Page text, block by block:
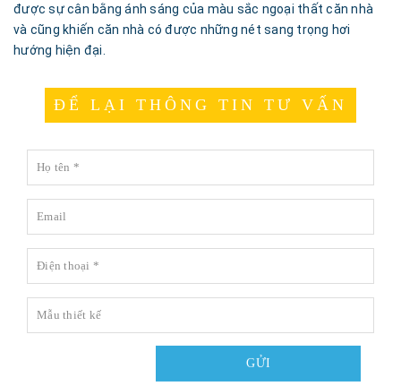
được sự cân bằng ánh sáng của màu sắc ngoại thất căn nhà
và cũng khiến căn nhà có được những nét sang trọng hơi
hướng hiện đại.
ĐỂ LẠI THÔNG TIN TƯ VẤN
GỬI